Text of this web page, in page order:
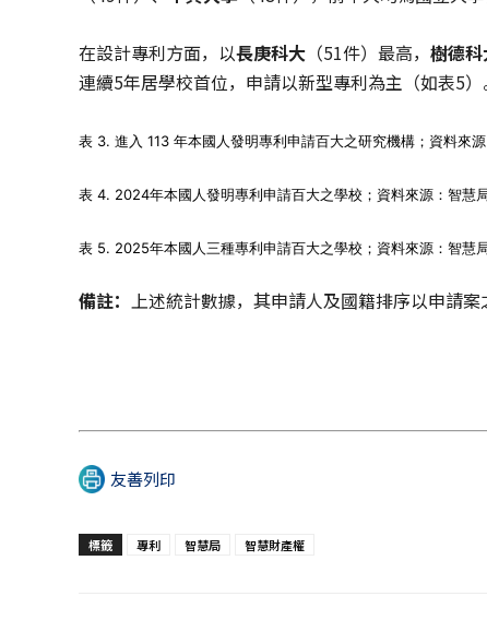
在設計專利方面，以長庚科大 （51件）最高， 樹德
連續5年居學校首位，申請以新型專利為主（如表5）
表 3. 進入 113 年本國人發明專利申請百大之研究機構；資料來
表 4. 2024年本國人發明專利申請百大之學校；資料來源：智慧
表 5. 2025年本國人三種專利申請百大之學校；資料來源：智慧
備註： 上述統計數據，其申請人及國籍排序以申請案
友善列印
標籤 專利 智慧局 智慧財產權